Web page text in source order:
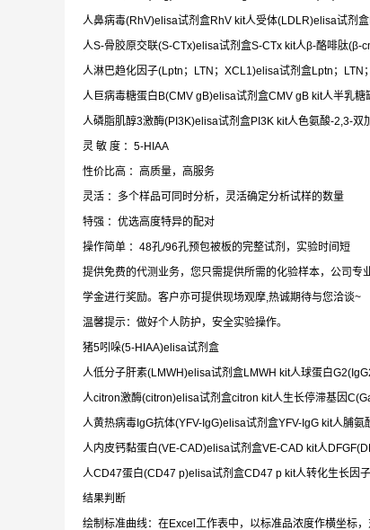
人鼻病毒(RhV)elisa试剂盒RhV kit人受体(LDLR)elisa试剂
人S-骨胶原交联(S-CTx)elisa试剂盒S-CTx kit人β-酪啡肽(β-
人淋巴趋化因子(Lptn；LTN；XCL1)elisa试剂盒Lptn；
人巨病毒糖蛋白B(CMV gB)elisa试剂盒CMV gB kit人半乳
人磷脂肌醇3激酶(PI3K)elisa试剂盒PI3K kit人色氨酸-2,3-双
灵 敏 度 ：5-HIAA
性价比高 ：高质量，高服务
灵活 ：多个样品可同时分析，灵活确定分析试样的数量
特强 ：优选高度特异的配对
操作简单 ：48孔/96孔预包被板的完整试剂，实验时间短
提供免费的代测业务，您只需提供所需的化验样本，公司
学金进行奖励。客户亦可提供现场观摩,热诚期待与您洽谈~
温馨提示：做好个人防护，安全实验操作。
猪5吲哚(5-HIAA)elisa试剂盒
人低分子肝素(LMWH)elisa试剂盒LMWH kit人球蛋白
人citron激酶(citron)elisa试剂盒citron kit人生长停滞基因
人黄热病毒IgG抗体(YFV-IgG)elisa试剂盒YFV-IgG kit人脯
人内皮钙黏蛋白(VE-CAD)elisa试剂盒VE-CAD kit人
人CD47蛋白(CD47 p)elisa试剂盒CD47 p kit人转化生长因
结果判断
绘制标准曲线：在Excel工作表中，以标准品浓度作横坐标